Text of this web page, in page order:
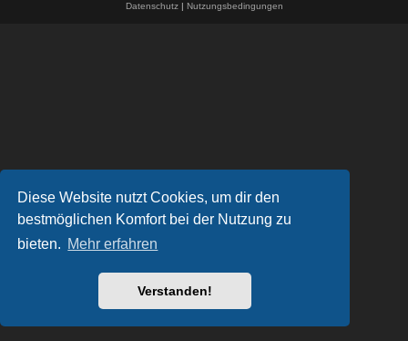
Diese Website nutzt Cookies, um dir den
bestmöglichen Komfort bei der Nutzung zu
bieten. Mehr erfahren
Verstanden!
Datenschutz| Nutzungsbedingungen